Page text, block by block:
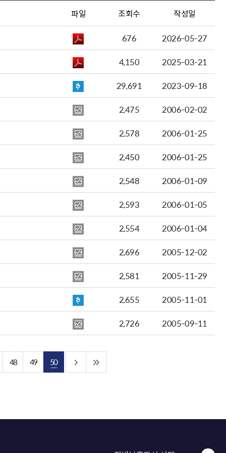
파일 조회수 작성일
676
2026-05-27
4,150
2025-03-21
29,691
2023-09-18
2,475
2006-02-02
2,578
2006-01-25
2,450
2006-01-25
2,548
2006-01-09
2,593
2006-01-05
2,554
2006-01-04
2,696
2005-12-02
2,581
2005-11-29
2,655
2005-11-01
2,726
2005-09-11
48 49 50